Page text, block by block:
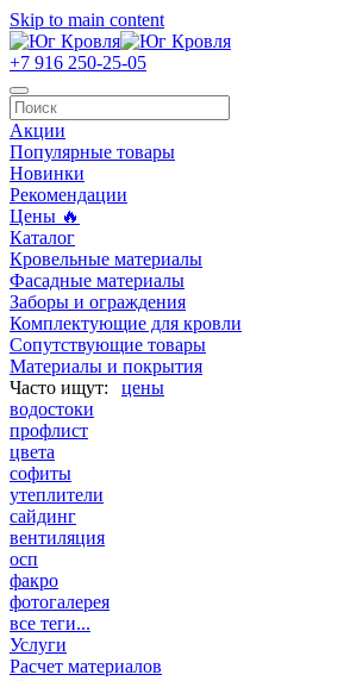
Skip to main content
+7 916 250-25-05
Акции
Популярные товары
Новинки
Рекомендации
Цены 🔥
Каталог
Кровельные материалы
Фасадные материалы
Заборы и ограждения
Комплектующие для кровли
Сопутствующие товары
Материалы и покрытия
цены
водостоки
профлист
цвета
софиты
утеплители
сайдинг
вентиляция
осп
факро
фотогалерея
все теги...
Услуги
Расчет материалов